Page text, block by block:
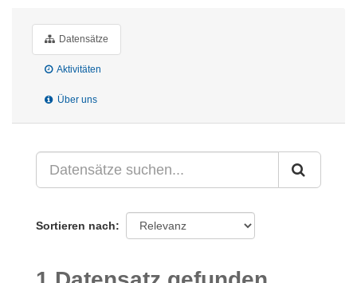
Datensätze
Aktivitäten
Über uns
Sortieren nach